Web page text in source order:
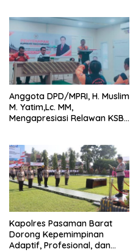
Anggota DPD/MPRI, H. Muslim
M. Yatim,Lc. MM,
Mengapresiasi Relawan KSB
Bencana
Kapolres Pasaman Barat
Dorong Kepemimpinan
Adaptif, Profesional, dan